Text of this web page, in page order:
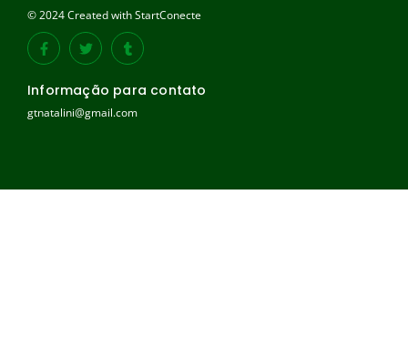
© 2024 Created with StartConecte
Informação para contato
gtnatalini@gmail.com